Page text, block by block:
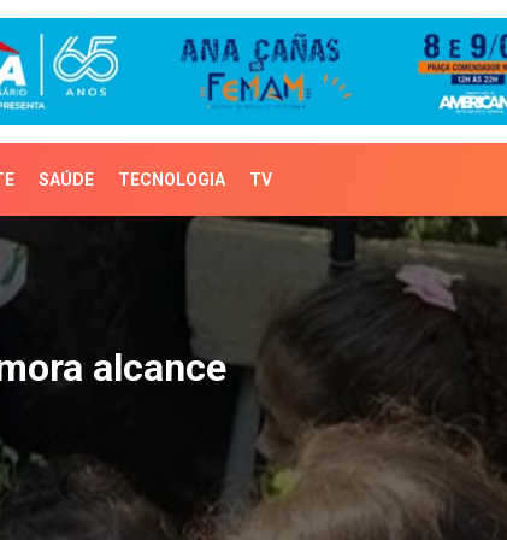
SAÚDE TECNOLOGIA TV
alcance
alcance